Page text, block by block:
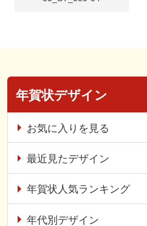
年賀状デザイン
お気に入りを見る
最近見たデザイン
年賀状人気ランキング
年代別デザイン